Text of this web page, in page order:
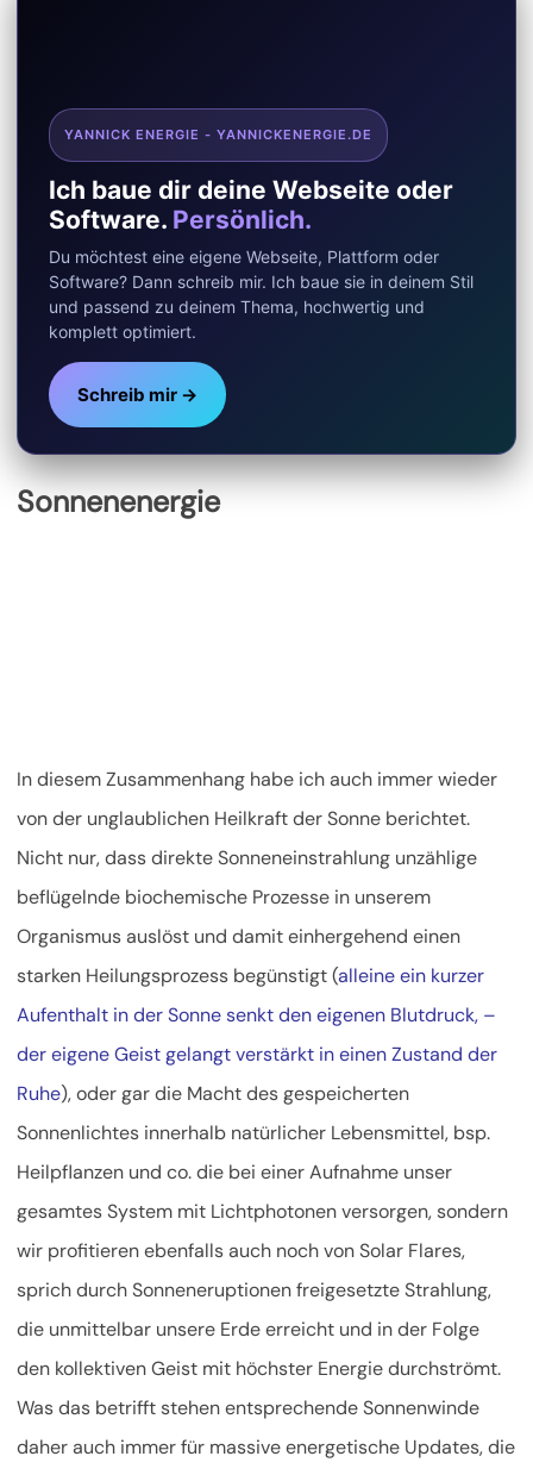
YANNICK ENERGIE - YANNICKENERGIE.DE
Ich baue dir deine Webseite oder
Software. Persönlich.
Du möchtest eine eigene Webseite, Plattform oder
Software? Dann schreib mir. Ich baue sie in deinem Stil
und passend zu deinem Thema, hochwertig und
komplett optimiert.
Schreib mir →
Sonnenenergie
In diesem Zusammenhang habe ich auch immer wieder
von der unglaublichen Heilkraft der Sonne berichtet.
Nicht nur, dass direkte Sonneneinstrahlung unzählige
beflügelnde biochemische Prozesse in unserem
Organismus auslöst und damit einhergehend einen
starken Heilungsprozess begünstigt (alleine ein kurzer
Aufenthalt in der Sonne senkt den eigenen Blutdruck, –
der eigene Geist gelangt verstärkt in einen Zustand der
Ruhe), oder gar die Macht des gespeicherten
Sonnenlichtes innerhalb natürlicher Lebensmittel, bsp.
Heilpflanzen und co. die bei einer Aufnahme unser
gesamtes System mit Lichtphotonen versorgen, sondern
wir profitieren ebenfalls auch noch von Solar Flares,
sprich durch Sonneneruptionen freigesetzte Strahlung,
die unmittelbar unsere Erde erreicht und in der Folge
den kollektiven Geist mit höchster Energie durchströmt.
Was das betrifft stehen entsprechende Sonnenwinde
daher auch immer für massive energetische Updates, die